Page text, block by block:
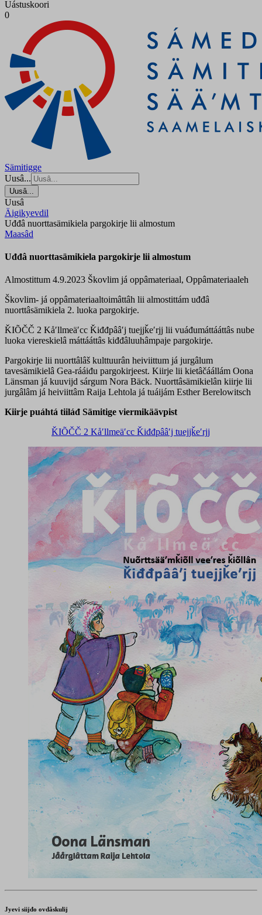
Uástuskoori
0
Sämitigge
Uusâ...
Uusâ...
Uusâ
Äigikyevdil
Uđđâ nuorttasämikiela pargokirje lii almostum
Maasâd
Uđđâ nuorttasämikiela pargokirje lii almostum
Almostittum 4.9.2023 Škovlim já oppâmateriaal, Oppâmateriaaleh
Škovlim- já oppâmateriaaltoimâttâh lii almostittám uđđâ
nuorttâsämikiela 2. luoka pargokirje.
ǨIÕČČ 2 Kåʹllmeäʹcc Ǩiđđpââʹj tuejjǩeʹrjj lii vuáđumáttááttâs nube
luoka viereskielâ máttááttâs kiđđâluuhâmpaje pargokirje.
Pargokirje lii nuorttâlâš kulttuurân heiviittum já jurgâlum
tavesämikielâ Gea-rááiđu pargokirjeest. Kiirje lii kietâčáállám Oona
Länsman já kuuvijd sárgum Nora Bäck. Nuorttâsämikielân kiirje lii
jurgâlâm já heiviittâm Raija Lehtola já tuáijám Esther Berelowitsch
Kiirje puáhtá tiiláđ Sämitige viermikäävpist
ǨIÕČČ 2 Kåʹllmeäʹcc Ǩiđđpââʹj tuejjǩeʹrjj
Jyevi siijđo ovdâskulij